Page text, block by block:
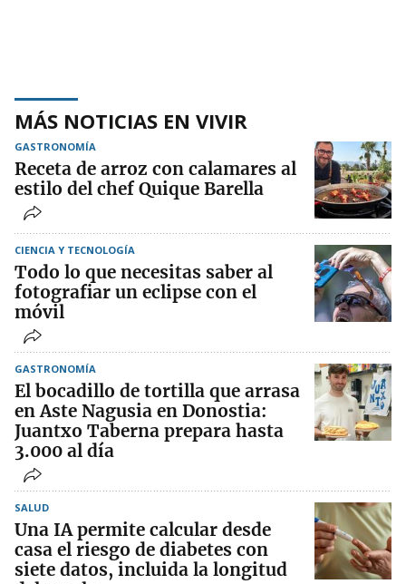
MÁS NOTICIAS EN VIVIR
GASTRONOMÍA
Receta de arroz con calamares al
estilo del chef Quique Barella
CIENCIA Y TECNOLOGÍA
Todo lo que necesitas saber al
fotografiar un eclipse con el
móvil
GASTRONOMÍA
El bocadillo de tortilla que arrasa
en Aste Nagusia en Donostia:
Juantxo Taberna prepara hasta
3.000 al día
SALUD
Una IA permite calcular desde
casa el riesgo de diabetes con
siete datos, incluida la longitud